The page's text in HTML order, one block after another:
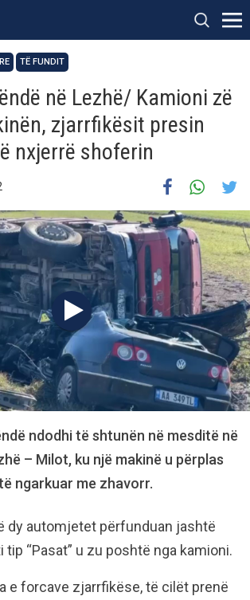
TË FUNDIT
në Lezhë/ Kamioni zë
zjarrfikësit presin
nxjerrë shoferin
ndodhi të shtunën në mesditë në
– Milot, ku një makinë u përplas
ngarkuar me zhavorr.
dy automjetet përfunduan jashtë
“Pasat” u zu poshtë nga kamioni.
e forcave zjarrfikëse, të cilët prenë